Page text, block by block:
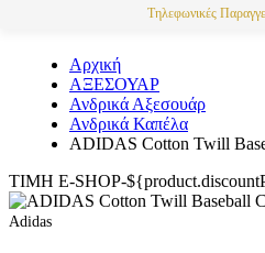
Τηλεφωνικές
Αρχική
ΑΞΕΣΟΥΑΡ
Ανδρικά Αξεσουάρ
Ανδρικά Καπέλα
ADIDAS Cotton Twill
ΤΙΜΗ E-SHOP-
Adidas